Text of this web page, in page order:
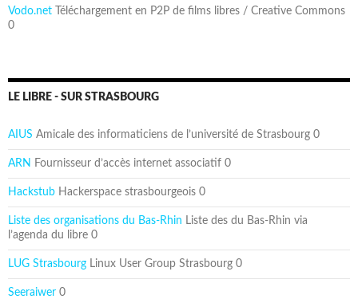
Vodo.net Téléchargement en P2P de films libres / Creative Commons
0
LE LIBRE - SUR STRASBOURG
AIUS Amicale des informaticiens de l’université de Strasbourg 0
ARN Fournisseur d’accès internet associatif 0
Hackstub Hackerspace strasbourgeois 0
Liste des organisations du Bas-Rhin Liste des du Bas-Rhin via
l’agenda du libre 0
LUG Strasbourg Linux User Group Strasbourg 0
Seeraiwer 0